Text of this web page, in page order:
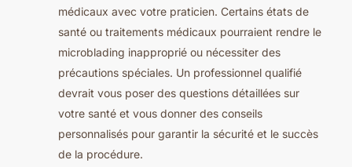
médicaux avec votre praticien. Certains états de
santé ou traitements médicaux pourraient rendre le
microblading inapproprié ou nécessiter des
précautions spéciales. Un professionnel qualifié
devrait vous poser des questions détaillées sur
votre santé et vous donner des conseils
personnalisés pour garantir la sécurité et le succès
de la procédure.